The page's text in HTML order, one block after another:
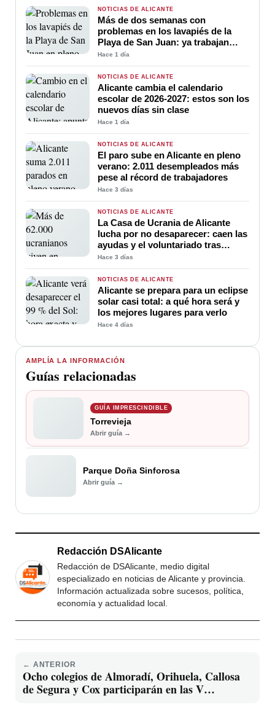
AMPLÍA LA INFORMACIÓN
Guías relacionadas
GUÍA IMPRESCINDIBLE
Torrevieja
Abrir guía →
Parque Doña Sinforosa
Abrir guía →
NOTICIAS DE ALICANTE
Más de dos semanas con
problemas en los lavapiés de la
Playa de San Juan: ya trabajan
para soluciona
Hace 1 día
NOTICIAS DE ALICANTE
Alicante cambia el calendario
escolar de 2026-2027: estos son los
nuevos días sin clase
Hace 1 día
NOTICIAS DE ALICANTE
El paro sube en Alicante en pleno
verano: 2.011 desempleados más
pese al récord de trabajadores
Hace 3 días
NOTICIAS DE ALICANTE
La Casa de Ucrania de Alicante
lucha por no desaparecer: caen las
ayudas y el voluntariado tras
cuatro años de guerra
Hace 3 días
NOTICIAS DE ALICANTE
Alicante se prepara para un eclipse
solar casi total: a qué hora será y
los mejores lugares para verlo
Hace 4 días
Redacción DSAlicante
Redacción de DSAlicante, medio digital
especializado en noticias de Alicante y provincia.
Información actualizada sobre sucesos, política,
economía y actualidad local.
← ANTERIOR
Ocho colegios de Almoradí, Orihuela, Callosa
de Segura y Cox participarán en las V